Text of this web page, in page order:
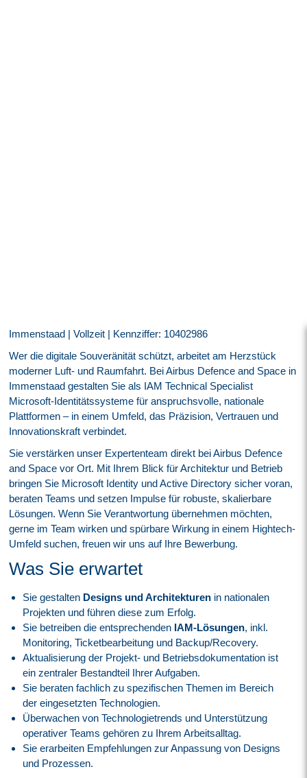
Immenstaad | Vollzeit | Kennziffer: 10402986
Wer die digitale Souveränität schützt, arbeitet am Herzstück
moderner Luft- und Raumfahrt. Bei Airbus Defence and Space in
Immenstaad gestalten Sie als IAM Technical Specialist
Microsoft-Identitätssysteme für anspruchsvolle, nationale
Plattformen – in einem Umfeld, das Präzision, Vertrauen und
Innovationskraft verbindet.
Sie verstärken unser Expertenteam direkt bei Airbus Defence
and Space vor Ort. Mit Ihrem Blick für Architektur und Betrieb
bringen Sie Microsoft Identity und Active Directory sicher voran,
beraten Teams und setzen Impulse für robuste, skalierbare
Lösungen. Wenn Sie Verantwortung übernehmen möchten,
gerne im Team wirken und spürbare Wirkung in einem Hightech-
Umfeld suchen, freuen wir uns auf Ihre Bewerbung.
Was Sie erwartet
Sie gestalten Designs und Architekturen in nationalen
Projekten und führen diese zum Erfolg.
Sie betreiben die entsprechenden IAM-Lösungen, inkl.
Monitoring, Ticketbearbeitung und Backup/Recovery.
Aktualisierung der Projekt- und Betriebsdokumentation ist
ein zentraler Bestandteil Ihrer Aufgaben.
Sie beraten fachlich zu spezifischen Themen im Bereich
der eingesetzten Technologien.
Überwachen von Technologietrends und Unterstützung
operativer Teams gehören zu Ihrem Arbeitsalltag.
Sie erarbeiten Empfehlungen zur Anpassung von Designs
und Prozessen.